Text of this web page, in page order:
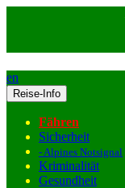
en
Reise-Info
Fähren
Sicherheit
- Alpines Notsignal
Kriminalität
Gesundheit